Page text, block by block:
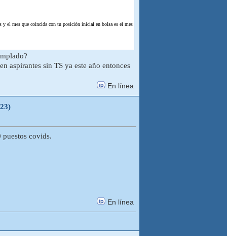
el mes que coincida con tu posición inicial en bolsa es el mes
aspirantes sin TS ya este año entonces
En línea
covids.
En línea